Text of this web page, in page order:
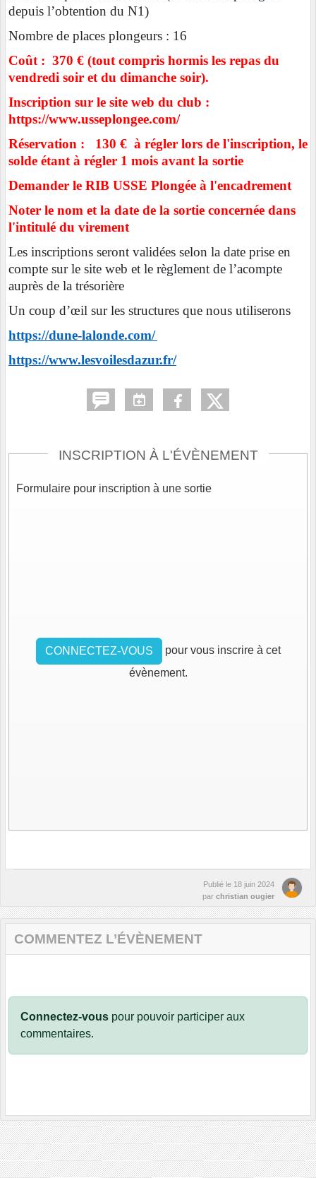
depuis l’obtention du N1)
Nombre de places plongeurs : 16
Coût : 370 € (tout compris hormis les repas du
vendredi soir et du dimanche soir).
Inscription sur le site web du club :
https://www.usseplongee.com/
Réservation : 130 € à régler lors de l'inscription, le
solde étant à régler 1 mois avant la sortie
Demander le RIB USSE Plongée à l'encadrement
Noter le nom et la date de la sortie concernée dans
l'intitulé du virement
Les inscriptions seront validées selon la date prise en
compte sur le site web et le règlement de l’acompte
auprès de la trésorière
Un coup d’œil sur les structures que nous utiliserons
https://dune-lalonde.com/
https://www.lesvoilesdazur.fr/
INSCRIPTION À L'ÉVÈNEMENT
Formulaire pour inscription à une sortie
CONNECTEZ-VOUS
pour vous inscrire à cet
évènement.
Publié le 18 juin 2024
par christian ougier
COMMENTEZ L’ÉVÈNEMENT
Connectez-vous pour pouvoir participer aux
commentaires.